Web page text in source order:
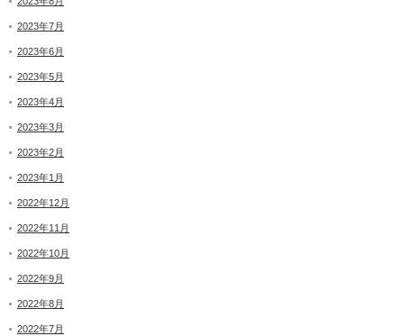
2023年7月
2023年6月
2023年5月
2023年4月
2023年3月
2023年2月
2023年1月
2022年12月
2022年11月
2022年10月
2022年9月
2022年8月
2022年7月